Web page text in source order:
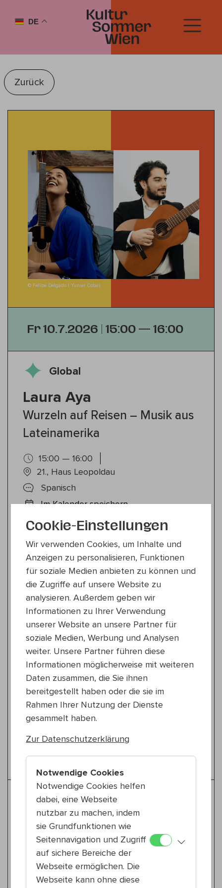
DE
Zurück
© Felipe Delgado | Yunier Cobas
Fr 10.7.2026 | 15:00 — 16:00
Global
Laura Aya
Wurzeln auf Reisen – Musik aus
Lateinamerika
15:00 — 16:00
21., Haus Leopoldau
Spanisch
Im Kalender speichern
Teilen
Im Gepäck hat die
kolumbianische Sängerin das ganze
Feuer, Charisma und Temperament
die ihre Bühnenperformance
auszeichnen.
In diesem Duo-Progr...
Mehr
Besetzung
Gesang : Laura Aya
Gitarre : Jocsan Mendoza
Adresse
Kürschnergasse 10, 1210 Wien
Um Anmeldung zu den Gartenkonzerten
Kooperation mit denHäusern zum Leben
Global
15:00 — 16:00
9., Haus Rossau
Banda Yala
Rebétiko – Urbane Klänge Griechenlands
Cookie-Einstellungen
Wir verwenden Cookies, um Inhalte und
Anzeigen zu personalisieren, Funktionen
für soziale Medien anbieten zu können und
die Zugriffe auf unsere Website zu
analysieren. Außerdem geben wir
Informationen zu Ihrer Verwendung
unserer Website an unsere Partner für
soziale Medien, Werbung und Analysen
weiter. Unsere Partner führen diese
Informationen möglicherweise mit weiteren
Daten zusammen, die Sie ihnen
bereitgestellt haben oder die sie im
Rahmen Ihrer Nutzung der Dienste
gesammelt haben.
Zur Datenschutzerklärung
Notwendige Cookies
Notwendige Cookies helfen
dabei, eine Webseite
nutzbar zu machen, indem
sie Grundfunktionen wie
Seitennavigation und Zugriff
auf sichere Bereiche der
Webseite ermöglichen. Die
Webseite kann ohne diese